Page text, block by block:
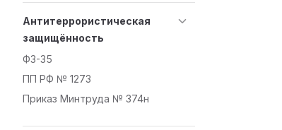
Антитеррористическая
защищённость
ФЗ-35
ПП РФ № 1273
Приказ Минтруда № 374н